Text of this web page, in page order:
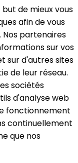
de mieux vous
afin de vous
partenaires
sur vos
sur d'autres sites
de leur réseau.
sociétés
d'analyse web
fonctionnement
continuellement
que nos